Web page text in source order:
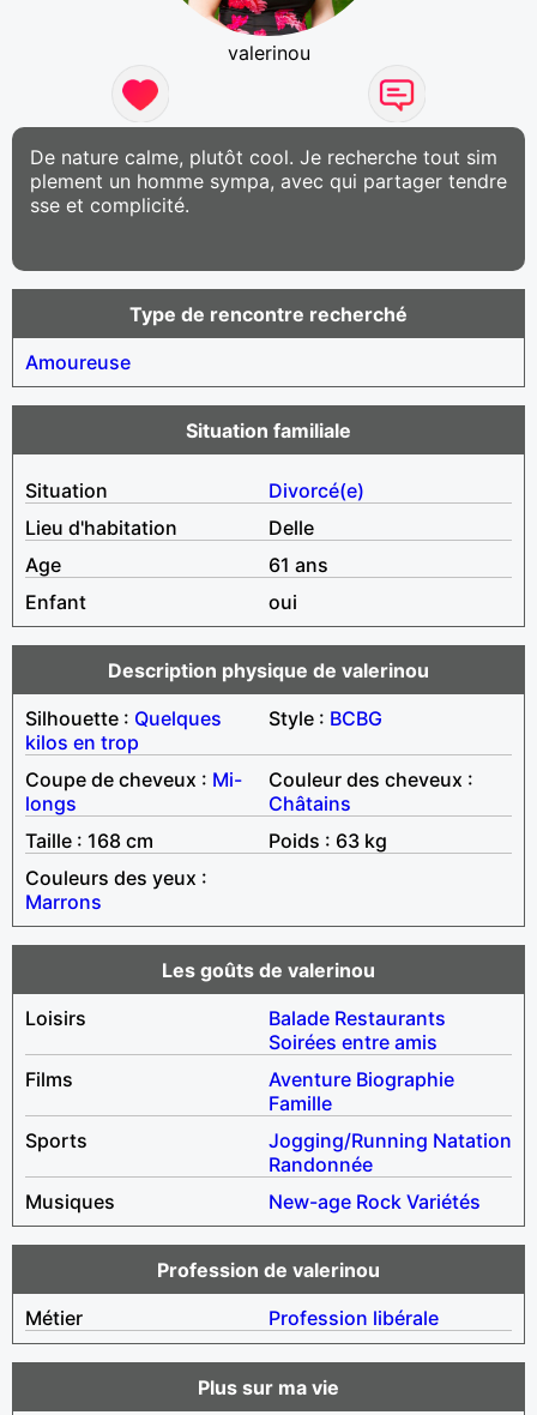
valerinou
De nature calme, plutôt cool. Je recherche tout sim
plement un homme sympa, avec qui partager tendre
sse et complicité.
Type de rencontre recherché
Amoureuse
Situation familiale
Situation
Divorcé(e)
Lieu d'habitation
Delle
Age
61 ans
Enfant
oui
Description physique de valerinou
Silhouette : Quelques
kilos en trop
Style : BCBG
Coupe de cheveux : Mi-
longs
Couleur des cheveux :
Châtains
Taille : 168 cm
Poids : 63 kg
Couleurs des yeux :
Marrons
Les goûts de valerinou
Loisirs
Balade Restaurants
Soirées entre amis
Films
Aventure Biographie
Famille
Sports
Jogging/Running Natation
Randonnée
Musiques
New-age Rock Variétés
Profession de valerinou
Métier
Profession libérale
Plus sur ma vie